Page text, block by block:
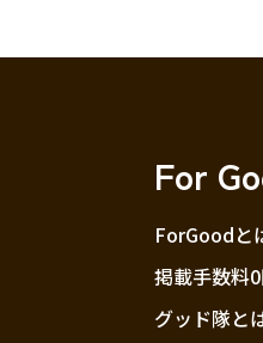
For
ForGoodと
掲載手数料
グッド隊と